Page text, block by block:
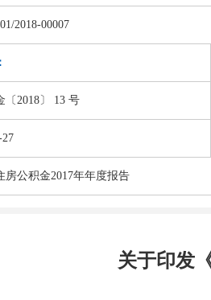
2018-00007
〔2018〕 13 号
房公积金2017年年度报告
关于印发